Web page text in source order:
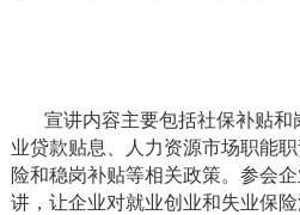
宣讲内容主要包括社保补贴
业贷款贴息、人力资源市场职能
险和稳岗补贴等相关政策。参会
讲，让企业对就业创业和失业保